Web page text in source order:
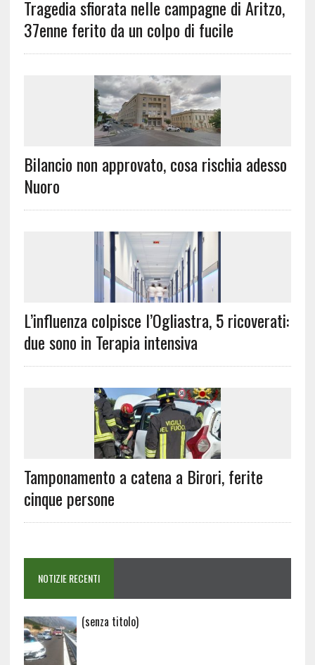
Tragedia sfiorata nelle campagne di Aritzo,
37enne ferito da un colpo di fucile
Bilancio non approvato, cosa rischia adesso
Nuoro
L’influenza colpisce l’Ogliastra, 5 ricoverati:
due sono in Terapia intensiva
Tamponamento a catena a Birori, ferite
cinque persone
NOTIZIE RECENTI
(senza titolo)Articolo